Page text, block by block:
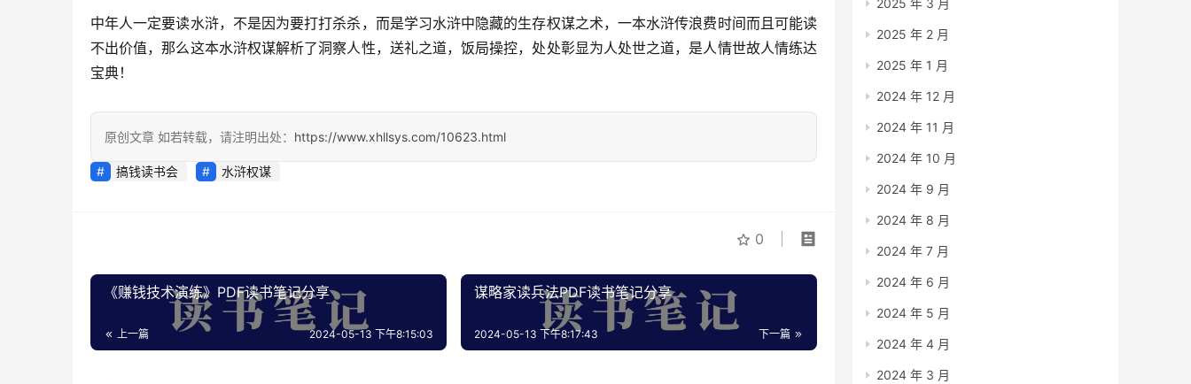
中年人一定要读水浒，不是因为要打打杀杀，而是学习水浒中隐藏的生存权谋之术，一本水浒传浪费时间而且可能读
不出价值，那么这本水浒权谋解析了洞察人性，送礼之道，饭局操控，处处彰显为人处世之道，是人情世故人情练达
宝典！
原创文章 如若转载，请注明出处： https://www.xhllsys.com/10623.html
搞钱读书会 水浒权谋
0
《赚钱技术演练》PDF读书笔记分享
上一篇 2024-05-13 下午8:15:03
谋略家读兵法PDF读书笔记分享
下一篇
2024-05-13 下午8:17:43
2025 年 2 月
2025 年 1 月
2024 年 12 月
2024 年 11 月
2024 年 10 月
2024 年 9 月
2024 年 8 月
2024 年 7 月
2024 年 6 月
2024 年 5 月
2024 年 4 月
2024 年 3 月